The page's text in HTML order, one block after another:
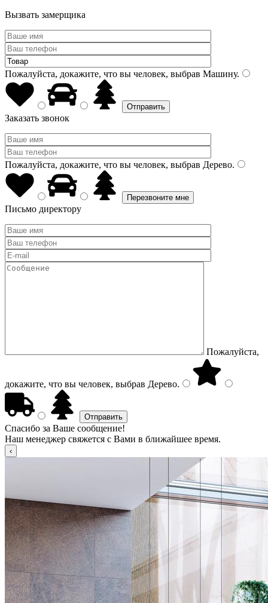
Вызвать замерщика
Пожалуйста, докажите, что вы человек, выбрав Машину.
Заказать звонок
Пожалуйста, докажите, что вы человек, выбрав Дерево.
Письмо директору
Пожалуйста,
докажите, что вы человек, выбрав Дерево.
Спасибо за Ваше сообщение!
Наш менеджер свяжется с Вами в ближайшее время.